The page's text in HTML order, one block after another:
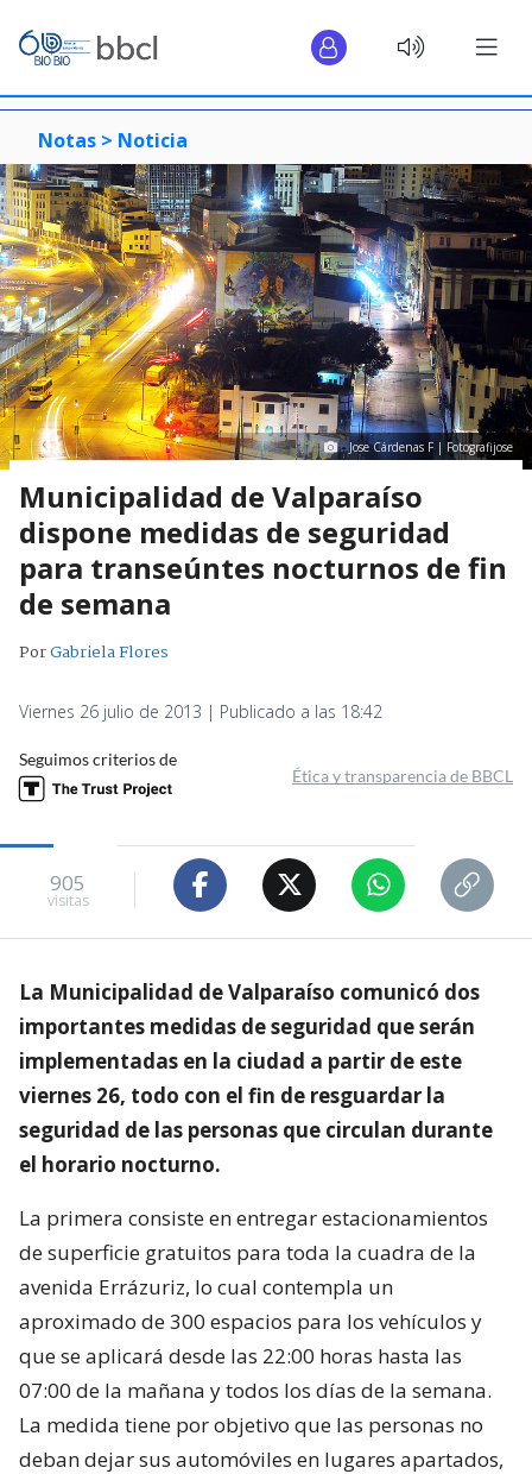
Notas > Noticia
Jose Cárdenas F | Fotografijose
Municipalidad de Valparaíso
dispone medidas de seguridad
para transeúntes nocturnos de fin
de semana
PorGabriela Flores
Viernes 26 julio de 2013 | Publicado a las 18:42
Seguimos criterios de
Ética y transparencia de BBCL
905
visitas
La Municipalidad de Valparaíso comunicó dos
importantes medidas de seguridad que serán
implementadas en la ciudad a partir de este
viernes 26, todo con el fin de resguardar la
seguridad de las personas que circulan durante
el horario nocturno.
La primera consiste en entregar estacionamientos
de superficie gratuitos para toda la cuadra de la
avenida Errázuriz, lo cual contempla un
aproximado de 300 espacios para los vehículos y
que se aplicará desde las 22:00 horas hasta las
07:00 de la mañana y todos los días de la semana.
La medida tiene por objetivo que las personas no
deban dejar sus automóviles en lugares apartados,